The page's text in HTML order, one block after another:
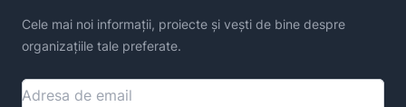
Cele mai noi informații, proiecte și vești de bine despre
organizațiile tale preferate.